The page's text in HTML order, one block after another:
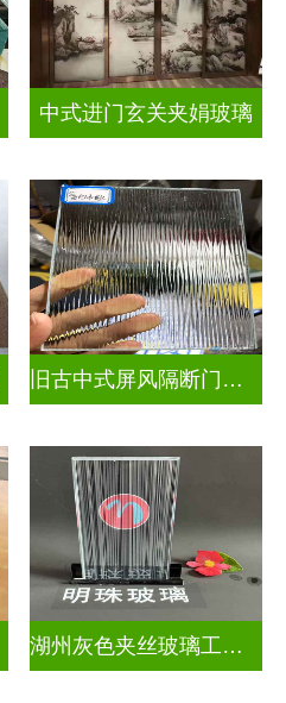
中式进门玄关夹娟玻璃
旧古中式屏风隔断门窗彩绘压花玻璃
湖州灰色夹丝玻璃工厂招聘